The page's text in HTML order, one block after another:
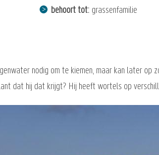
behoort tot grassenfamilie
nodig om te kiemen, maar kan later
dat hij dat krijgt? Hij heeft wortels op